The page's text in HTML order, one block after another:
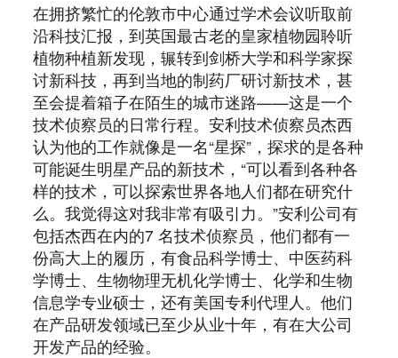
在拥挤繁忙的伦敦市中心通过学术会议听取前
沿科技汇报，到英国最古老的皇家植物园聆听
植物种植新发现，辗转到剑桥大学和科学家探
讨新科技，再到当地的制药厂研讨新技术，甚
至会提着箱子在陌生的城市迷路——这是一个
技术侦察员的日常行程。安利技术侦察员杰西
认为他的工作就像是一名“星探”，探求的是各种
可能诞生明星产品的新技术，“可以看到各种各
样的技术，可以探索世界各地人们都在研究什
么。我觉得这对我非常有吸引力。”安利公司有
包括杰西在内的7 名技术侦察员，他们都有一
份高大上的履历，有食品科学博士、中医药科
学博士、生物物理无机化学博士、化学和生物
信息学专业硕士，还有美国专利代理人。他们
在产品研发领域已至少从业十年，有在大公司
开发产品的经验。